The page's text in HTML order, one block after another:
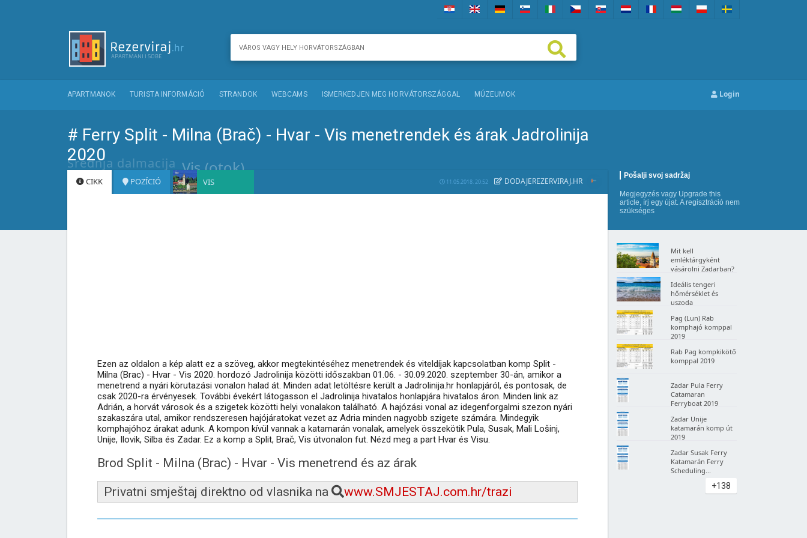
APARTMANOK TURISTA INFORMÁCIÓ STRANDOK WEBCAMS ISMERKEDJEN MEG HORVÁTORSZÁGGAL MÚZEUMOK Login
# Ferry Split - Milna (Brač) - Hvar - Vis menetrendek és árak Jadrolinija
2020
Srednja dalmacija Vis (otok) Pošalji svoj sadržaj
Megjegyzés vagy Upgrade this
article, írj egy újat. A regisztráció nem
szükséges
CIKK POZÍCIÓ VIS 11.05.2018. 20:52 DODAJEREZERVIRAJ.HR
Ezen az oldalon a kép alatt ez a szöveg, akkor megtekintéséhez menetrendek és viteldíjak kapcsolatban komp Split -
Milna (Brac) - Hvar - Vis 2020. hordozó Jadrolinija közötti időszakban 01.06. - 30.09.2020. szeptember 30-án, amikor a
menetrend a nyári körutazási vonalon halad át. Minden adat letöltésre került a Jadrolinija.hr honlapjáról, és pontosak, de
csak 2020-ra érvényesek. További évekért látogasson el Jadrolinija hivatalos honlapjára hivatalos áron. Minden link az
Adrián, a horvát városok és a szigetek közötti helyi vonalakon található. A hajózási vonal az idegenforgalmi szezon nyári
szakaszára utal, amikor rendszeresen hajójáratokat vezet az Adria minden nagyobb szigete számára. Mindegyik
komphajóhoz árakat adunk. A kompon kívül vannak a katamarán vonalak, amelyek összekötik Pula, Susak, Mali Lošinj,
Unije, Ilovik, Silba és Zadar. Ez a komp a Split, Brač, Vis útvonalon fut. Nézd meg a part Hvar és Visu.
Brod Split - Milna (Brac) - Hvar - Vis menetrend és az árak
Privatni smještaj direktno od vlasnika na
www.SMJESTAJ.com.hr/trazi
Mit kell
emléktárgyként
vásárolni Zadarban?
Ideális tengeri
hőmérséklet és
uszoda
Pag (Lun) Rab
komphajó komppal
2019
Rab Pag kompkikötő
komppal 2019
Zadar Pula Ferry
Catamaran
Ferryboat 2019
Zadar Unije
katamarán komp út
2019
Zadar Susak Ferry
Katamarán Ferry
Scheduling...
+138